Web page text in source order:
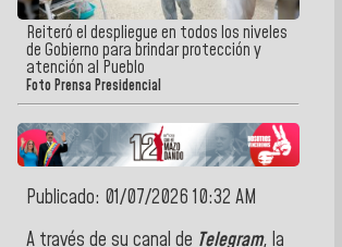
Reiteró el despliegue en todos los niveles
de Gobierno para brindar protección y
atención al Pueblo
Foto Prensa Presidencial
Publicado: 01/07/2026 10:32 AM
A través de su canal de Telegram, la